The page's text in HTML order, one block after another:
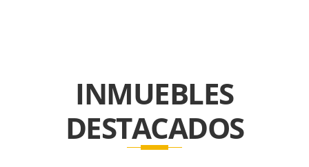
INMUEBLES
DESTACADOS